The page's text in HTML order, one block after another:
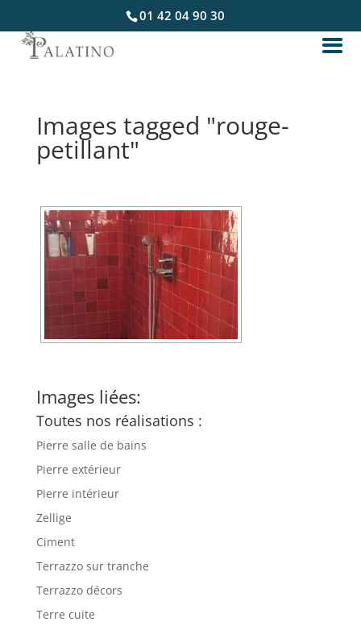
01 42 04 90 30
Images tagged "rouge-
petillant"
Images liées:
Toutes nos réalisations :
Pierre salle de bains
Pierre extérieur
Pierre intérieur
Zellige
Ciment
Terrazzo sur tranche
Terrazzo décors
Terre cuite